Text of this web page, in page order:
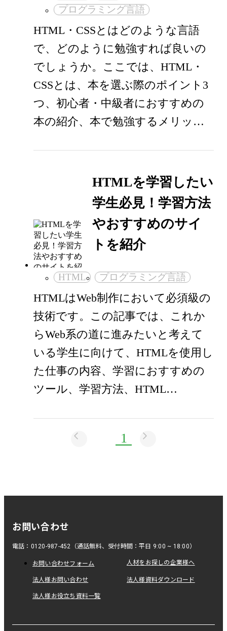
プログラミング言語
HTML・CSSとはどのような言語
で、どのように勉強すれば良いの
でしょうか。ここでは、HTML・
CSSとは、本を選ぶ際のポイント3
つ、初心者・中級者におすすめの
本の紹介、本で勉強するメリッ…
HTMLを学習したい
学生必見！学習方法
やおすすめのサイ
トを紹介
HTML プログラミング言語
HTMLはWeb制作において必須級の
技術です。この記事では、これか
らWeb系の道に進みたいと考えて
いる学生に向けて、HTMLを使用し
た仕事の内容、学習におすすめの
ツール、学習方法、HTML…
1
お問い合わせ
電話：0120-987-452（通話無料、受付時間：平日 9:00 ~ 18:00）
お問い合わせフォーム 人材をお探しの企業様へ
法人様お問い合わせ 法人様資料ダウンロード
法人様お役立ち資料一覧